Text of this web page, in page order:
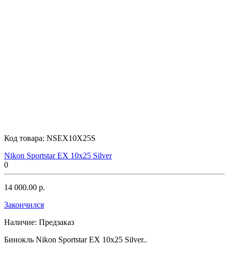
Код товара: NSEX10X25S
Nikon Sportstar EX 10x25 Silver
0
14 000.00 р.
Закончился
Наличие: Предзаказ
Бинокль Nikon Sportstar EX 10x25 Silver..